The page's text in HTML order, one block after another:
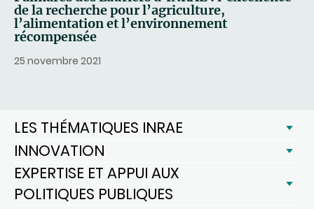
de la recherche pour l’agriculture,
l’alimentation et l’environnement
récompensée
25 novembre 2021
LES THÉMATIQUES INRAE
INNOVATION
EXPERTISE ET APPUI AUX
POLITIQUES PUBLIQUES